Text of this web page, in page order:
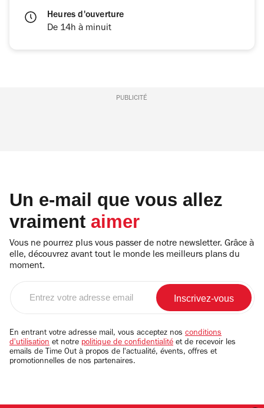
Heures d'ouverture
De 14h à minuit
PUBLICITÉ
Un e-mail que vous allez
vraiment aimer
Vous ne pourrez plus vous passer de notre newsletter. Grâce à
elle, découvrez avant tout le monde les meilleurs plans du
moment.
email
En entrant votre adresse mail, vous acceptez nos conditions
d'utilisation et notre politique de confidentialité et de recevoir les
emails de Time Out à propos de l'actualité, évents, offres et
promotionnelles de nos partenaires.